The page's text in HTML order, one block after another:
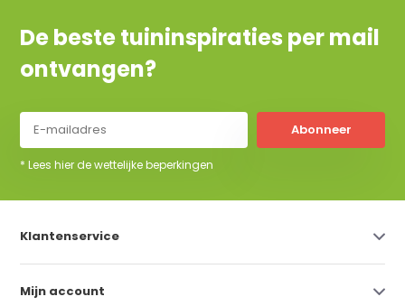
De beste tuininspiraties per mail
ontvangen?
Abonneer
* Lees hier de wettelijke beperkingen
Klantenservice
Mijn account